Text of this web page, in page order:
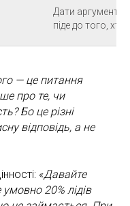
Дати аргументи
піде до того,
— це питання
про те, чи
Бо це різні
відповідь, а не
«Давайте
20% лідів